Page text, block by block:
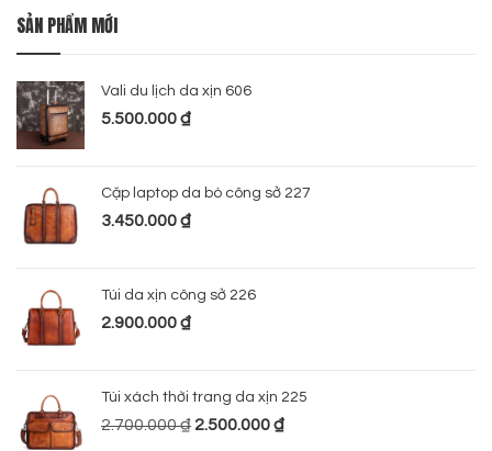
SẢN PHẨM MỚI
Vali du lịch da xịn 606
5.500.000₫
Cặp laptop da bò công sở 227
3.450.000₫
Túi da xịn công sở 226
2.900.000₫
Túi xách thời trang da xịn 225
2.700.000₫ 2.500.000₫